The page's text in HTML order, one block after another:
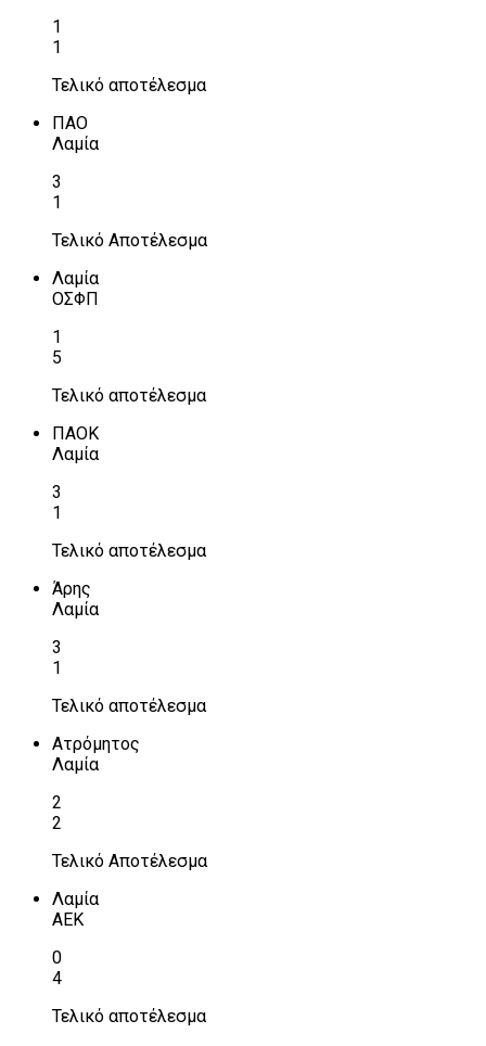
1
1
Τελικό αποτέλεσμα
ΠΑΟ
Λαμία
3
1
Τελικό Αποτέλεσμα
Λαμία
ΟΣΦΠ
1
5
Τελικό αποτέλεσμα
ΠΑΟΚ
Λαμία
3
1
Τελικό αποτέλεσμα
Άρης
Λαμία
3
1
Τελικό αποτέλεσμα
Ατρόμητος
Λαμία
2
2
Τελικό Αποτέλεσμα
Λαμία
ΑΕΚ
0
4
Τελικό αποτέλεσμα